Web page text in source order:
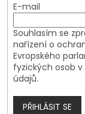
E-mail
Souhlasím se
nařízení o
Evropského
fyzických osob
údajů.
PŘIHLÁSIT SE